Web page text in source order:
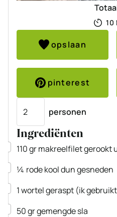
10
opslaan
pinterest
personen
Ingrediënten
▢
110grmakreelfiletgerookt
▢
¼ rode kool dun gesneden
▢
1wortelgeraspt (ik
▢
50grgemengde sla